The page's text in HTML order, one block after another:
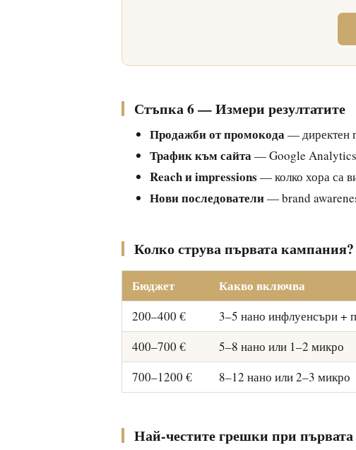
Стъпка 6 — Измери резултатите
Продажби от промокода— директен
Трафик към сайта— Google
Reach и impressions — колко хора са
Нови последователи— brand
Колко струва първата кампания?
Бюджет Какво включва
200–400 € 3–5 нано инфлуенсъри +
400–700 €
5–8 нано или 1–2 микро
700–1200 €
8–12 нано или 2–3 микро
Най-честите грешки при